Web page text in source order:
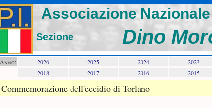
Associazione
Sezione Dino
Anno: 2026 2025 2024 2023
2018
2017 2016 2015
Commemorazione dell'eccidio di Torlano